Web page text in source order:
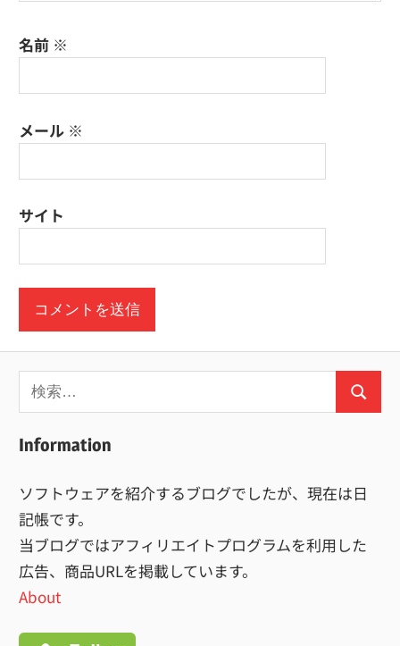
名前 ※
メール ※
サイト
検
索:
検
Information
ソフトウェアを紹介するブログでしたが、現在は日
記帳です。
当ブログではアフィリエイトプログラムを利用した
広告、商品URLを掲載しています。
About